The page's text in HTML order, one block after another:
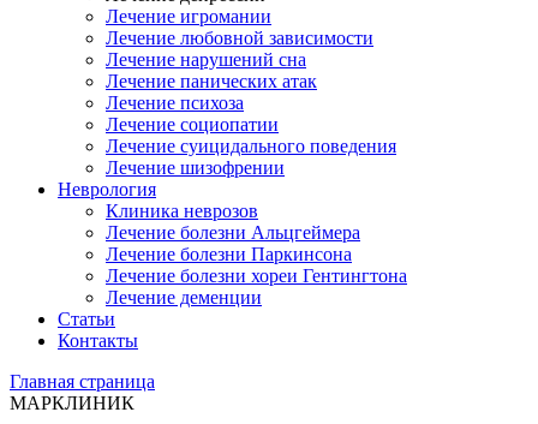
Лечение игромании
Лечение любовной зависимости
Лечение нарушений сна
Лечение панических атак
Лечение психоза
Лечение социопатии
Лечение суицидального поведения
Лечение шизофрении
Неврология
Клиника неврозов
Лечение болезни Альцгеймера
Лечение болезни Паркинсона
Лечение болезни хореи Гентингтона
Лечение деменции
Статьи
Контакты
Главная страница
МАРКЛИНИК